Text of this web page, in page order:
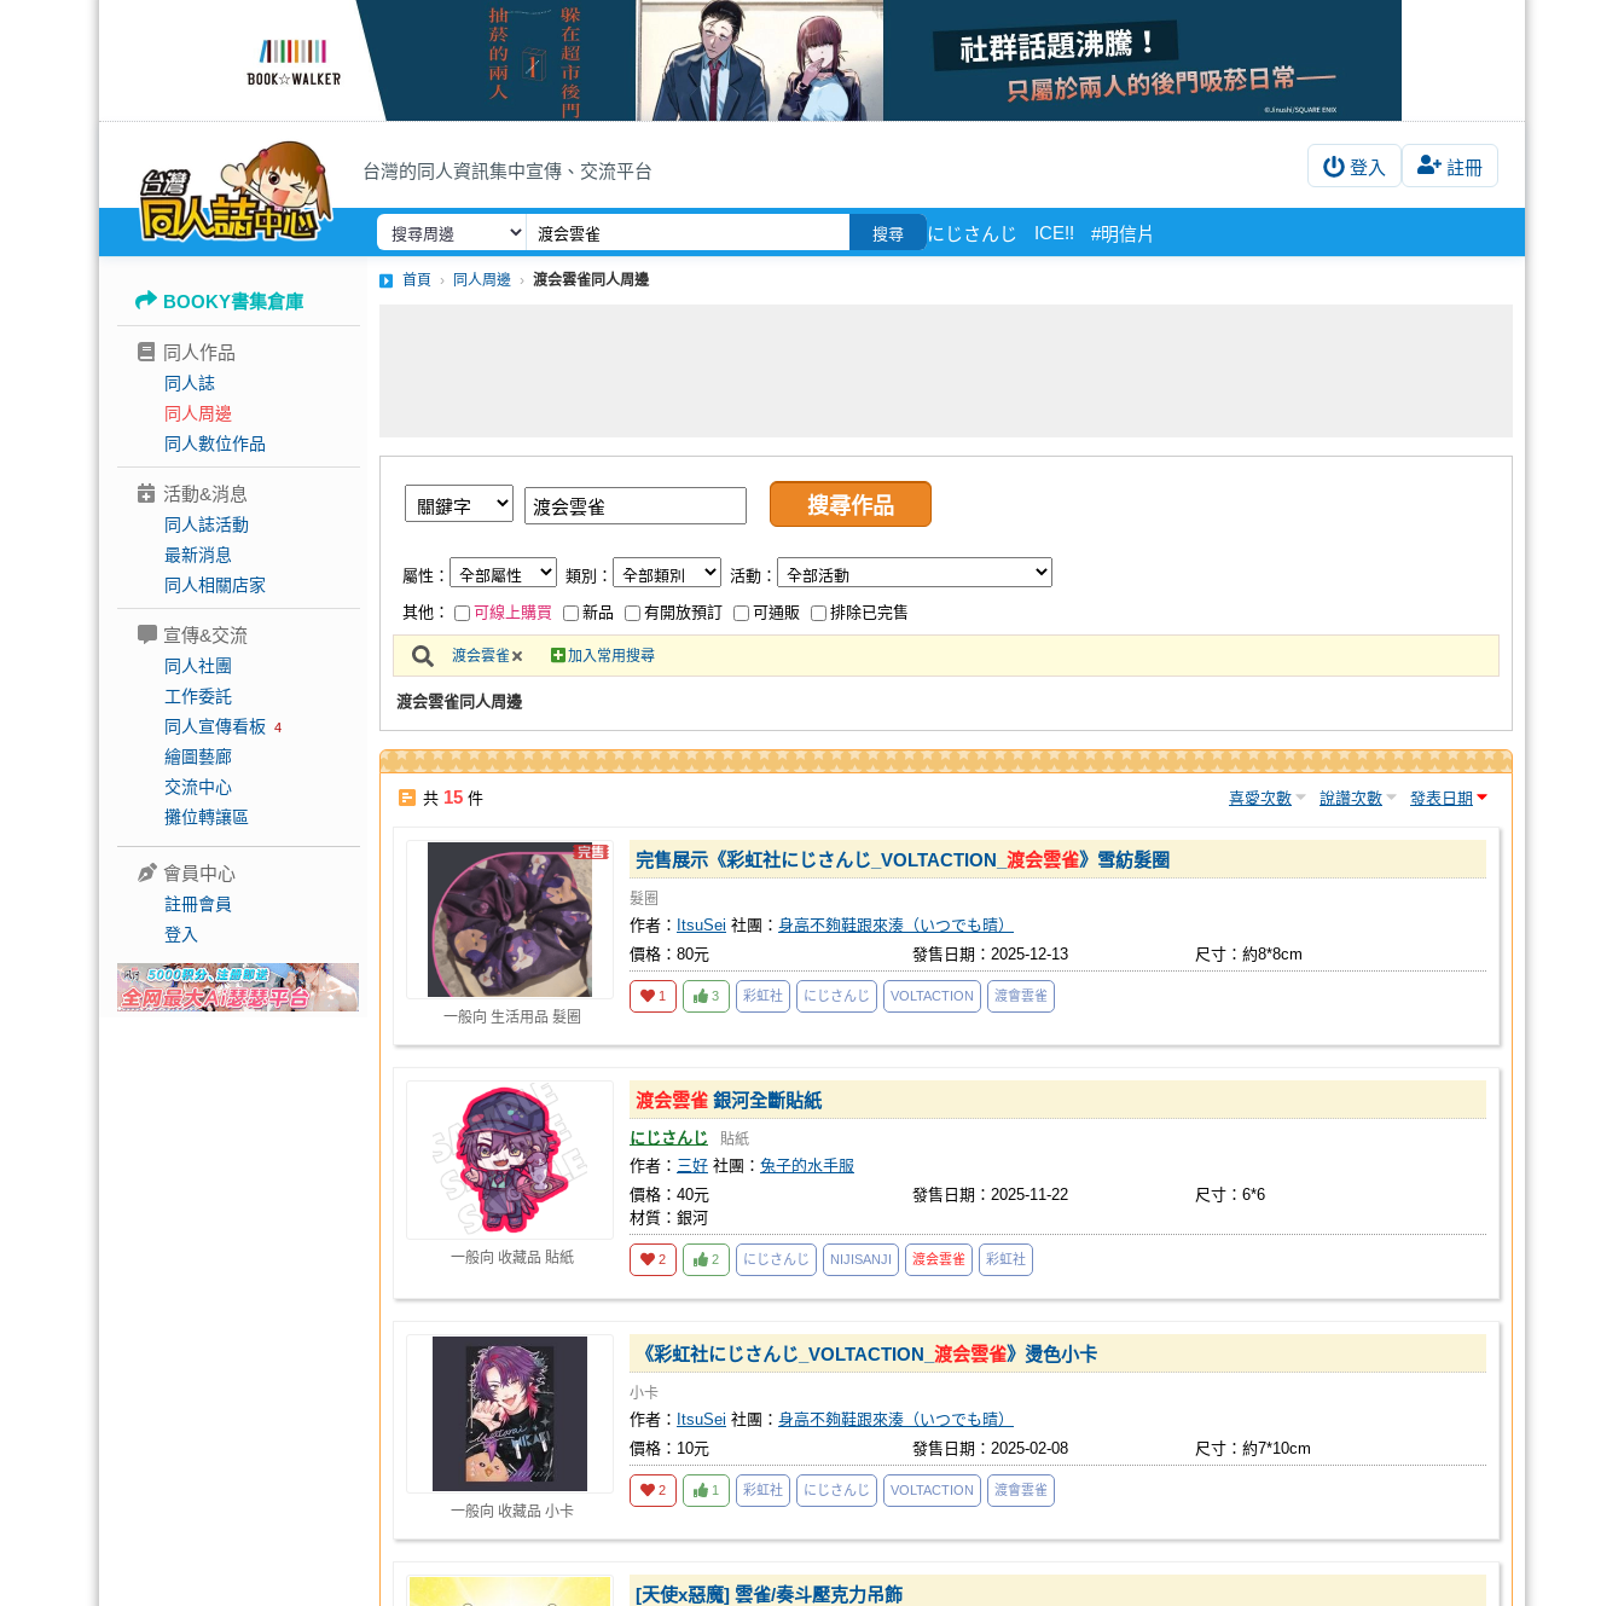
台灣的同人資訊集中宣傳、交流平台 登入 註冊
搜尋 にじさんじ ICE!! #明信片
BOOKY書集倉庫
同人作品
同人誌
同人周邊
同人數位作品
活動&消息
同人誌活動
最新消息
同人相關店家
宣傳&交流
同人社團
工作委託
同人宣傳看板 4
繪圖藝廊
交流中心
攤位轉讓區
會員中心
註冊會員
登入
首頁 同人周邊 渡会雲雀同人周邊
屬性： 類別：
活動：
其他：
可線上購買 新品 有開放預訂 可通販 排除已完售
渡会雲雀 加入常用搜尋
渡会雲雀同人周邊
共 15 件 喜愛次數 說讚次數 發表日期
一般向 生活用品 髮圈
完售展示《彩虹社にじさんじ_VOLTACTION_ 渡会雲雀》雪紡髮圈
髮圈
作者： ItsuSei 社團： 身高不夠鞋跟來湊（いつでも晴）
價格：80元
發售日期：2025-12-13 尺寸：約8*8cm
1 3 彩虹社 にじさんじ VOLTACTION 渡會雲雀
一般向 收藏品 貼紙
渡会雲雀 銀河全斷貼紙
にじさんじ 貼紙
作者： 三好 社團： 兔子的水手服
價格：40元
發售日期：2025-11-22
尺寸：6*6
材質：銀河
2 2 にじさんじ NIJISANJI 渡会雲雀 彩虹社
一般向 收藏品 小卡
《彩虹社にじさんじ_VOLTACTION_ 渡会雲雀》燙色小卡
小卡
作者： ItsuSei 社團： 身高不夠鞋跟來湊（いつでも晴）
價格：10元
發售日期：2025-02-08 尺寸：約7*10cm
2 1 彩虹社 にじさんじ VOLTACTION 渡會雲雀
[天使x惡魔] 雲雀/奏斗壓克力吊飾